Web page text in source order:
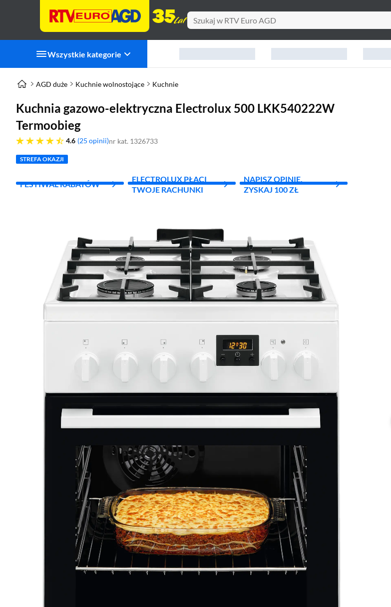
Wszystkie kategorie
AGD duże Kuchnie wolnostojące Kuchnie
Kuchnia gazowo-elektryczna Electrolux 500 LKK540222W
Termoobieg
4.6
4.6 gwiazdek 25 opinii nr kat. 1326733
STREFA OKAZJI
FESTIWAL RABATÓW
ELECTROLUX PŁACI
TWOJE RACHUNKI
NAPISZ OPINIĘ,
ZYSKAJ 100 ZŁ